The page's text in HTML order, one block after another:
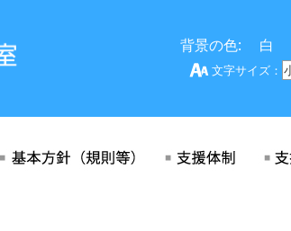
背景の色: 白
文字サイズ：